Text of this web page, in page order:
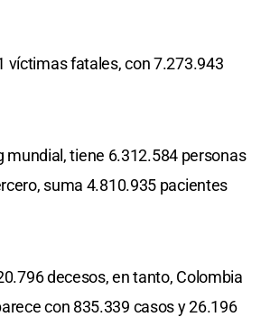
víctimas fatales, con 7.273.943
mundial, tiene 6.312.584 personas
suma 4.810.935 pacientes
decesos, en tanto, Colombia
con 835.339 casos y 26.196